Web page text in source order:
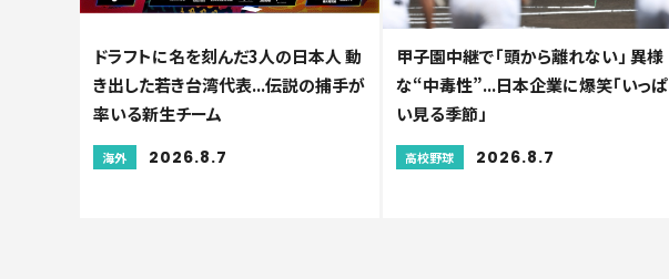
ドラフトに名を刻んだ3人の日本人 動
き出した若き台湾代表...伝説の捕手が
率いる新生チーム
海外 2026.8.7
甲子園中継で「頭から離れない」 異様
な“中毒性”...日本企業に爆笑「いっぱ
い見る季節」
高校野球 2026.8.7